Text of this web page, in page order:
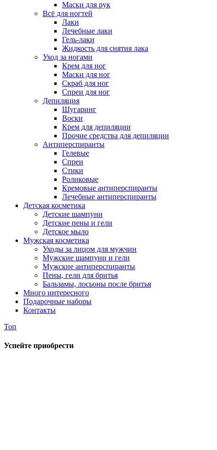
Маски для рук
Всё для ногтей
Лаки
Лечебные лаки
Гель-лаки
Жидкость для снятия лака
Уход за ногами
Крем для ног
Маски для ног
Скраб для ног
Спреи для ног
Депиляция
Шугаринг
Воски
Крем для депиляции
Прочие средства для депиляции
Антиперспиранты
Гелевые
Спреи
Стики
Роликовые
Кремовые антиперспиранты
Лечебные антиперспиранты
Детская косметика
Детские шампуни
Детские пены и гели
Детское мыло
Мужская косметика
Уходы за лицом для мужчин
Мужские шампуни и гели
Мужские антиперспиранты
Пены, гели для бритья
Бальзамы, лосьоны после бритья
Много интересного
Подарочные наборы
Контакты
Топ
Успейте приобрести